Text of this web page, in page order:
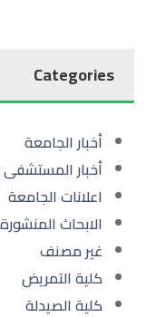
Categories
أخبار الجامعة
أخبار المستشفى
اعلانات الجامعة
الابحاث المنشورة
غير مصنف
كلية التمريض
كلية الصيدلة